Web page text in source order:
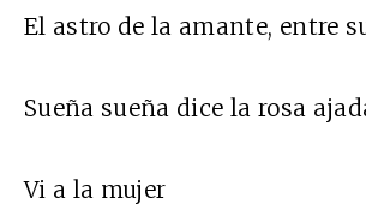
El astro de la amante, entre
Sueña sueña dice la rosa
Vi a la mujer